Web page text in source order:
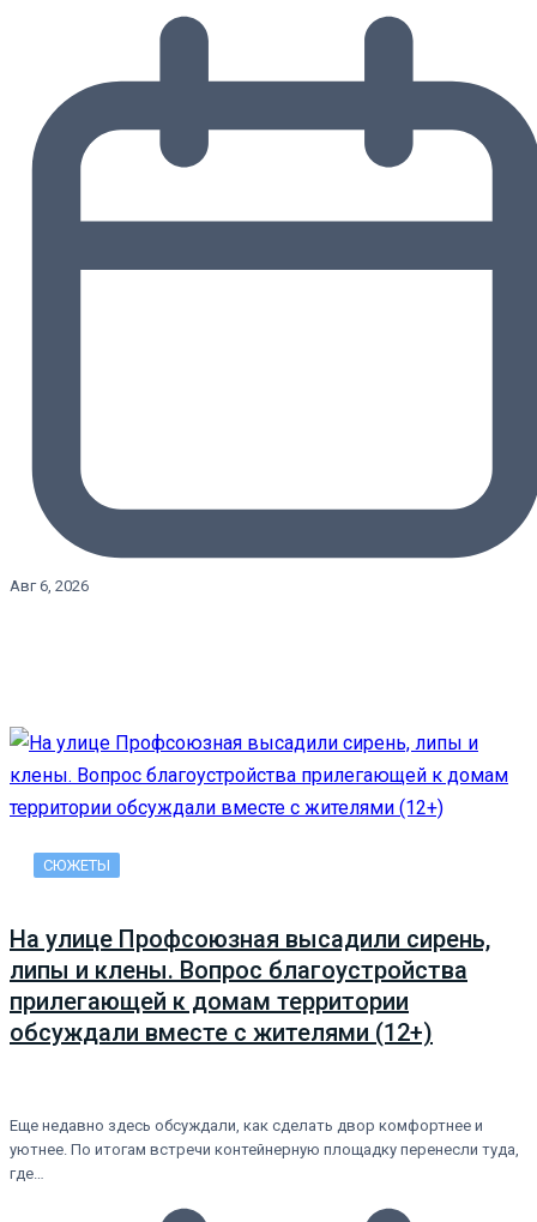
Авг 6, 2026
СЮЖЕТЫ
На улице Профсоюзная высадили сирень,
липы и клены. Вопрос благоустройства
прилегающей к домам территории
обсуждали вместе с жителями (12+)
Еще недавно здесь обсуждали, как сделать двор комфортнее и
уютнее. По итогам встречи контейнерную площадку перенесли туда,
где…